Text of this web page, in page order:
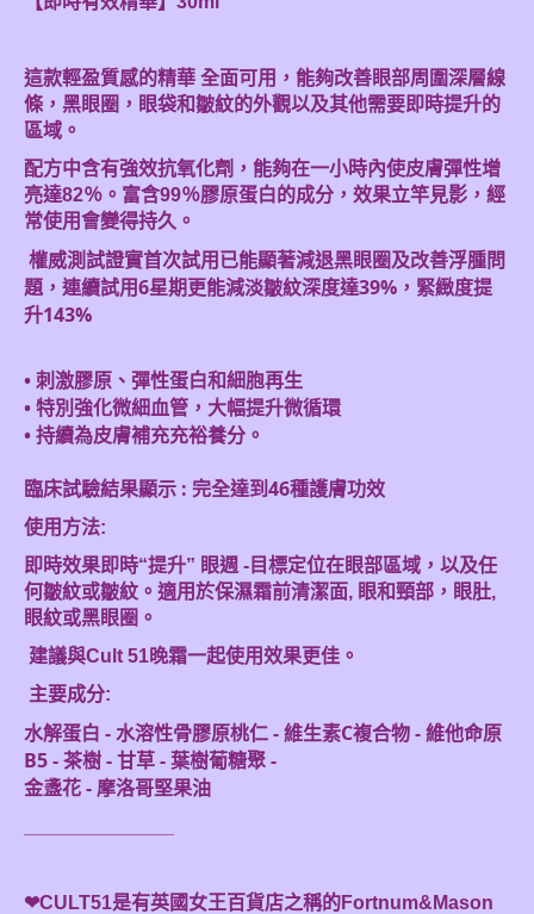
這款輕盈質感的精華 全面可用，能夠改善眼部周圍深層線
條，黑眼圈，眼袋和皺紋的外觀以及其他需要即時提升的
區域。
配方中含有強效抗氧化劑，能夠在一小時內使皮膚彈性增
亮達82％。富含99％膠原蛋白的成分，效果立竿見影，經
常使用會變得持久。
權威測試證實首次試用已能顯著減退黑眼圈及改善浮腫問
題，連續試用6星期更能減淡皺紋深度達39%，緊緻度提
升143%
• 刺激膠原、彈性蛋白和細胞再生
• 特別強化微細血管，大幅提升微循環
• 持續為皮膚補充充裕養分。
臨床試驗結果顯示 : 完全達到46種護膚功效
使用方法:
即時效果即時“提升” 眼週 -目標定位在眼部區域，以及任
何皺紋或皺紋。適用於保濕霜前清潔面, 眼和頸部，眼肚,
眼紋或黑眼圈。
建議與Cult 51晚霜一起使用效果更佳。
主要成分:
水解蛋白 - 水溶性骨膠原桃仁 - 維生素C複合物 - 維他命原
B5 - 茶樹 - 甘草 - 葉樹葡糖聚 -
金盞花 - 摩洛哥堅果油
❤CULT51是有英國女王百貨店之稱的Fortnum&Mason